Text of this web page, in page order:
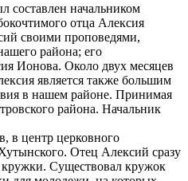
составлен начальником
отца Алексия
своими проповедями,
района; его
Ионова. Около двух месяцев
является также большим
в нашем районе. Принимая
района. Начальник
в центр церковного
Отец Алексий сразу
кружки. Существовал кружок